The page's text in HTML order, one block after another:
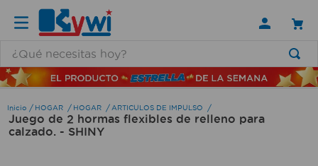
HOGAR HOGAR ARTICULOS DE IMPULSO
Juego de 2 hormas flexibles de relleno para
calzado. - SHINY
TÉRMINOS MÁS BUSCADOS
1 .
lamparas
2.
ducha